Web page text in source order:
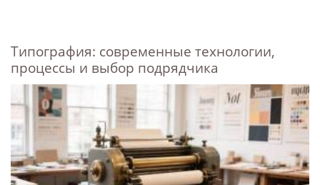
Типография: современные технологии,
процессы и выбор подрядчика